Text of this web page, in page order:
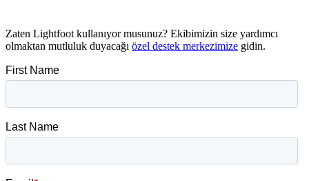
Zaten Lightfoot kullanıyor musunuz? Ekibimizin size yardımcı
olmaktan mutluluk duyacağı özel destek merkezimize gidin.